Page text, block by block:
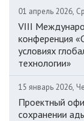
01 апрель 2026,
VIII
конференция
условиях
технологии»
15 январь 2026,
Проектный
сохранении